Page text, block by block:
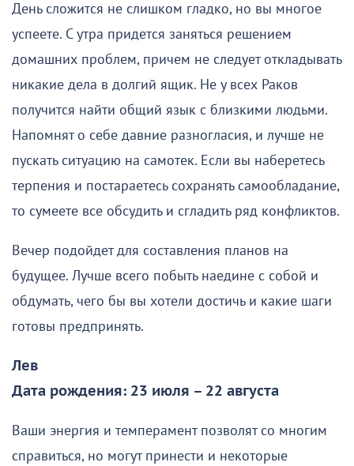
День сложится не слишком гладко, но вы многое
успеете. С утра придется заняться решением
домашних проблем, причем не следует откладывать
никакие дела в долгий ящик. Не у всех Раков
получится найти общий язык с близкими людьми.
Напомнят о себе давние разногласия, и лучше не
пускать ситуацию на самотек. Если вы наберетесь
терпения и постараетесь сохранять самообладание,
то сумеете все обсудить и сгладить ряд конфликтов.
Вечер подойдет для составления планов на
будущее. Лучше всего побыть наедине с собой и
обдумать, чего бы вы хотели достичь и какие шаги
готовы предпринять.
Лев
Дата рождения: 23 июля – 22 августа
Ваши энергия и темперамент позволят со многим
справиться, но могут принести и некоторые